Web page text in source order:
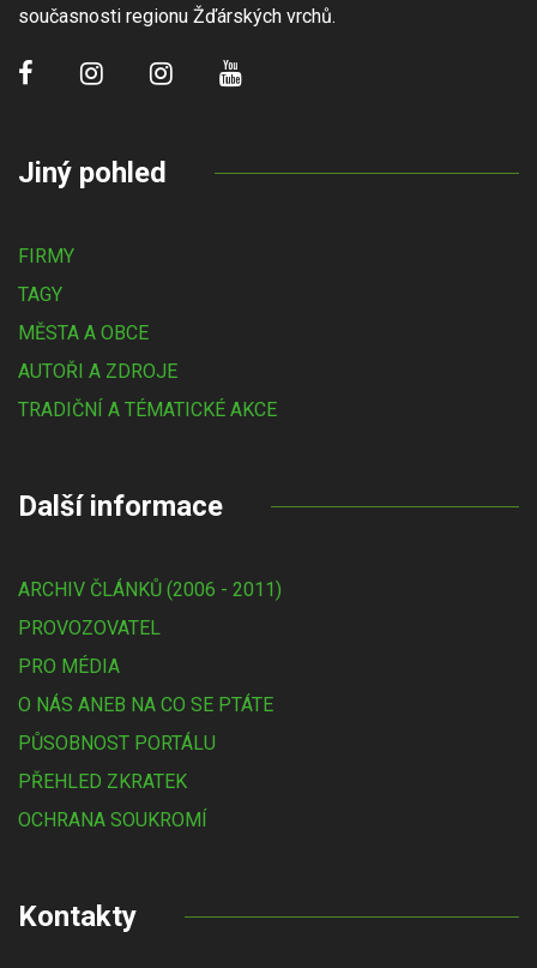
současnosti regionu Žďárských vrchů.
Jiný pohled
FIRMY
TAGY
MĚSTA A OBCE
AUTOŘI A ZDROJE
TRADIČNÍ A TÉMATICKÉ AKCE
Další informace
ARCHIV ČLÁNKŮ (2006 - 2011)
PROVOZOVATEL
PRO MÉDIA
O NÁS ANEB NA CO SE PTÁTE
PŮSOBNOST PORTÁLU
PŘEHLED ZKRATEK
OCHRANA SOUKROMÍ
Kontakty